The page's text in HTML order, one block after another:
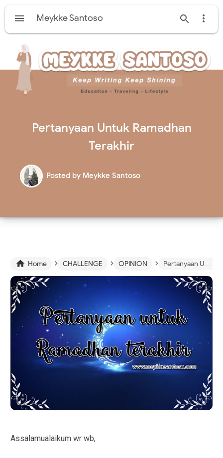
  
Meykke Santoso
Pertanyaan Untuk Ramadhan
Terakhir
Posted by Meykke Santoso
 Home › CHALLENGE › OPINION › Pertanyaan Untuk Ramadhan Terakhir
Assalamualaikum wr wb,